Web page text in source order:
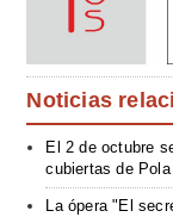
Noticias
El 2 de octubre
cubiertas de
La ópera "El